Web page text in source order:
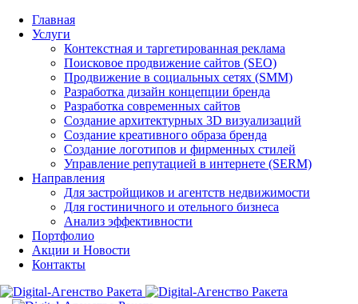
Главная
Услуги
Контекстная и таргетированная реклама
Поисковое продвижение сайтов (SEO)
Продвижение в социальных сетях (SMM)
Разработка дизайн концепции бренда
Разработка современных сайтов
Создание архитектурных 3D визуализаций
Создание креативного образа бренда
Создание логотипов и фирменных стилей
Управление репутацией в интернете (SERM)
Направления
Для застройщиков и агентств недвижимости
Для гостиничного и отельного бизнеса
Анализ эффективности
Портфолио
Акции и Новости
Контакты